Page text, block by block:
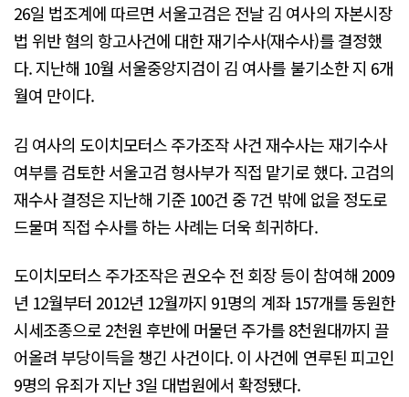
26일 법조계에 따르면 서울고검은 전날 김 여사의 자본시장
법 위반 혐의 항고사건에 대한 재기수사(재수사)를 결정했
다. 지난해 10월 서울중앙지검이 김 여사를 불기소한 지 6개
월여 만이다.
김 여사의 도이치모터스 주가조작 사건 재수사는 재기수사
여부를 검토한 서울고검 형사부가 직접 맡기로 했다. 고검의
재수사 결정은 지난해 기준 100건 중 7건 밖에 없을 정도로
드물며 직접 수사를 하는 사례는 더욱 희귀하다.
도이치모터스 주가조작은 권오수 전 회장 등이 참여해 2009
년 12월부터 2012년 12월까지 91명의 계좌 157개를 동원한
시세조종으로 2천원 후반에 머물던 주가를 8천원대까지 끌
어올려 부당이득을 챙긴 사건이다. 이 사건에 연루된 피고인
9명의 유죄가 지난 3일 대법원에서 확정됐다.